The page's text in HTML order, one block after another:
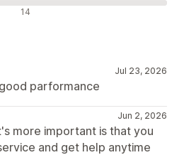
14
Jul 23, 2026
parformance
Jun 2, 2026
more important is that you
and get help anytime